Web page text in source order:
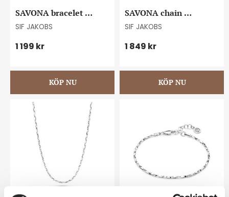
SAVONA bracelet
goldplated
SIF JAKOBS
1 199 kr
SAVONA chain
necklace goldplated
SIF JAKOBS
1 849 kr